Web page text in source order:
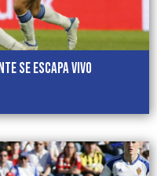
se escapa vivo